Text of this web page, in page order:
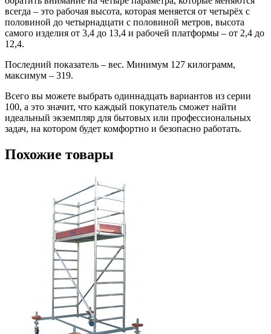
всегда – это рабочая высота, которая меняется от четырёх с
половиной до четырнадцати с половиной метров, высота
самого изделия от 3,4 до 13,4 и рабочей платформы – от 2,4 до
12,4.
Последний показатель – вес. Минимум 127 килограмм,
максимум – 319.
Всего вы можете выбрать одиннадцать вариантов из серии
100, а это значит, что каждый покупатель сможет найти
идеальный экземпляр для бытовых или профессиональных
задач, на котором будет комфортно и безопасно работать.
Похожие товары